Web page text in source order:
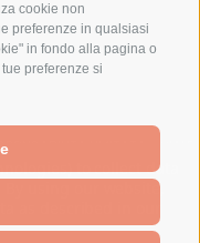
cookie non
preferenze in qualsiasi
in fondo alla pagina o
preferenze si
Bonifico
Bancario
LIMITATA - VIALE
MILANO - PARTITA IVA
to collect data
By using our website,
as described in our